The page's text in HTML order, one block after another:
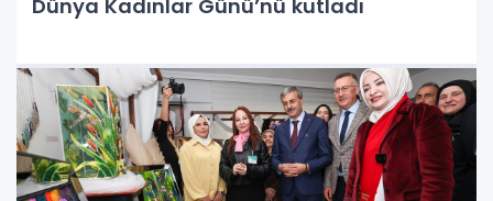
Dünya Kadınlar Günü’nü kutladı